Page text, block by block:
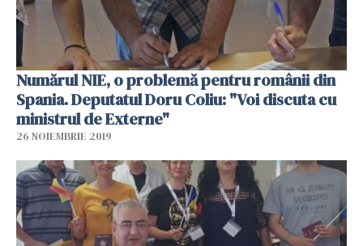
Numărul NIE, o problemă pentru românii din
Spania. Deputatul Doru Coliu: "Voi discuta cu
ministrul de Externe"
26 NOIEMBRIE 2019